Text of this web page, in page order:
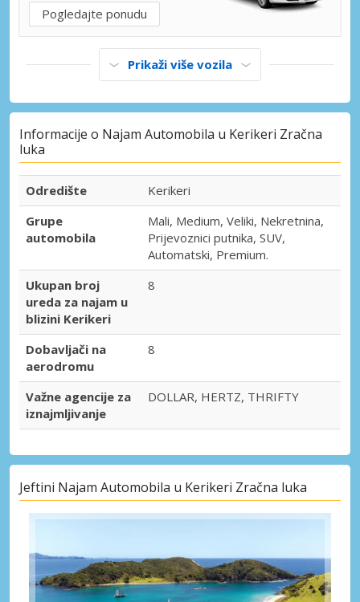
Pogledajte ponudu
Prikaži više vozila
Informacije o Najam Automobila u Kerikeri Zračna
luka
Odredište
Kerikeri
Grupe
automobila
Mali, Medium, Veliki, Nekretnina,
Prijevoznici putnika, SUV,
Automatski, Premium.
Ukupan broj
ureda za najam u
blizini Kerikeri
8
Dobavljači na
aerodromu
8
Važne agencije za
iznajmljivanje
DOLLAR, HERTZ, THRIFTY
Jeftini Najam Automobila u Kerikeri Zračna luka